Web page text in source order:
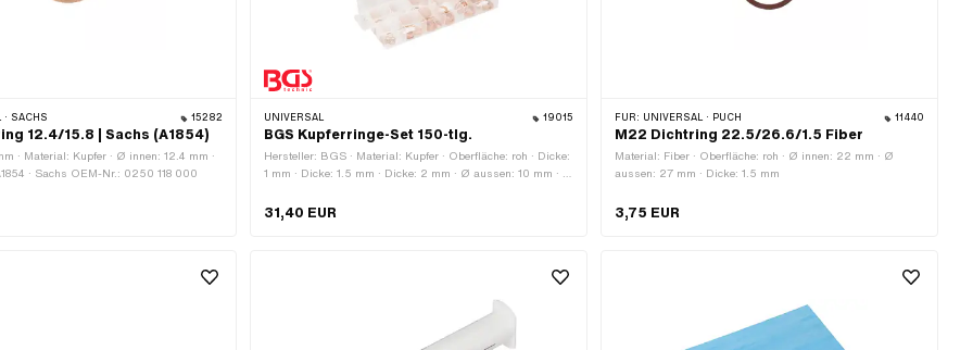
· SACHS 15282
12.4/15.8 | Sachs (A1854)
· Material: Kupfer · Ø innen: 12.4 mm ·
· Sachs OEM-Nr.: 0250 118 000
UNIVERSAL 19015
BGS Kupferringe-Set 150-tlg.
Hersteller: BGS · Material: Kupfer · Oberfläche: roh · Dicke:
1 mm · Dicke: 1.5 mm · Dicke: 2 mm · Ø aussen: 10 mm · Ø
aussen: 18 mm · Ø aussen: 22 mm · Ø aussen: 24 mm ·
10.5 mm · Ø innen: 11 mm · Ø innen: 12 mm · Ø innen: 12.5
31,40 EUR
FÜR: UNIVERSAL · PUCH 11440
M22 Dichtring 22.5/26.6/1.5 Fiber
Material: Fiber · Oberfläche: roh · Ø innen: 22 mm · Ø
aussen: 27 mm · Dicke: 1.5 mm
3,75 EUR